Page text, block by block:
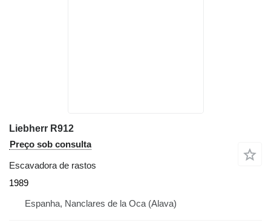
Liebherr R912
Preço sob consulta
Escavadora de rastos
1989
Espanha, Nanclares de la Oca (Alava)